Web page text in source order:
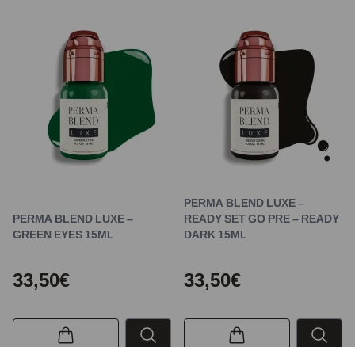
PERMA BLEND LUXE –
GREEN EYES 15ML
33,50€
PERMA BLEND LUXE –
READY SET GO PRE – READY
DARK 15ML
33,50€